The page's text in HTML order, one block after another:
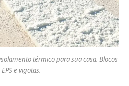
térmico para sua casa. Blocos
e vigotas.